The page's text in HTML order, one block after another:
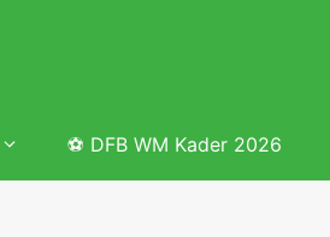
⚽ DFB WM Kader 2026